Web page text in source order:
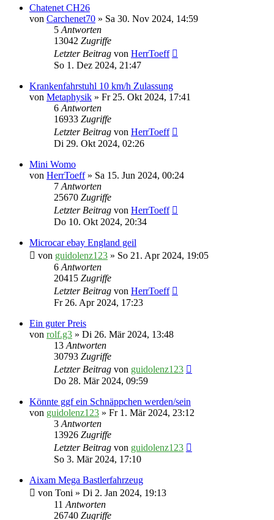
Chatenet CH26
von Carchenet70 » Sa 30. Nov 2024, 14:59
5Antworten
13042 Zugriffe
Letzter Beitrag von HerrToeff
So 1. Dez 2024, 21:47
Krankenfahrstuhl 10 km/h Zulassung
von Metaphysik » Fr 25. Okt 2024, 17:41
6Antworten
16933 Zugriffe
Letzter Beitrag von HerrToeff
Di 29. Okt 2024, 02:26
Mini Womo
von HerrToeff» Sa 15. Jun 2024, 00:24
7Antworten
25670 Zugriffe
Letzter Beitrag von HerrToeff
Do 10. Okt 2024, 20:34
Microcar ebay England geil
von guidolenz123 » So 21. Apr 2024, 19:05
6Antworten
20415 Zugriffe
Letzter Beitrag von HerrToeff
Fr 26. Apr 2024, 17:23
Ein guter Preis
von rolf.g3 » Di 26. Mär 2024, 13:48
13Antworten
30793 Zugriffe
Letzter Beitrag von guidolenz123
Do 28. Mär 2024, 09:59
Könnte ggf ein Schnäppchen werden/sein
von guidolenz123 » Fr 1. Mär 2024, 23:12
3Antworten
13926 Zugriffe
Letzter Beitrag von guidolenz123
So 3. Mär 2024, 17:10
Aixam Mega Bastlerfahrzeug
von Toni » Di 2. Jan 2024, 19:13
11Antworten
26740 Zugriffe